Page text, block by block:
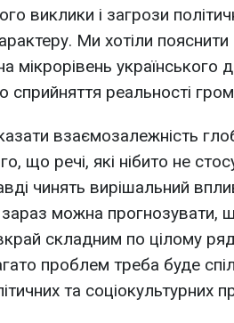
виклики і загрози
Ми хотіли
мікрорівень українського
сприйняття реальності
взаємозалежність
що речі, які нібито не
чинять вирішальний
можна прогнозувати,
складним по цілому
проблем треба буде
та соціокультурних